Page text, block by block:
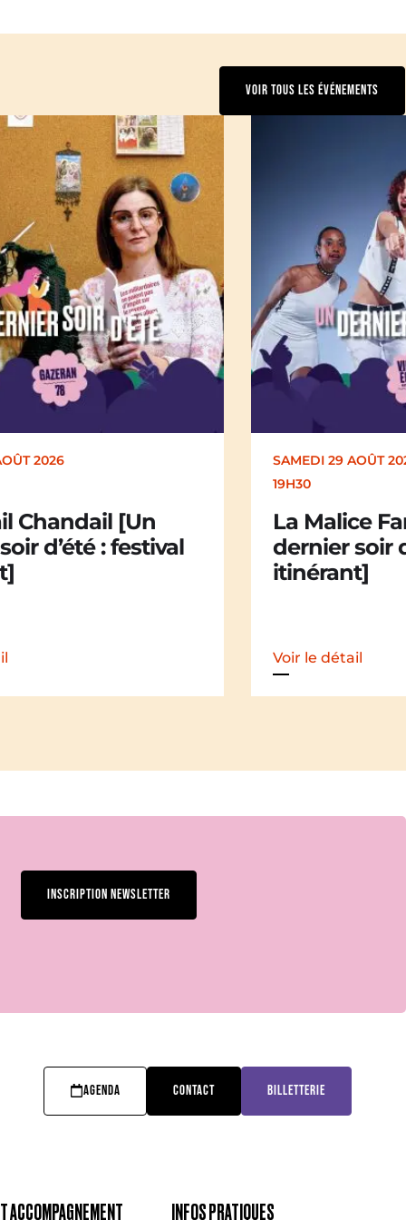
VOIR TOUS LES ÉVÉNEMENTS
2026
Chandail [Un
d’été : festival
SAMEDI 29 AOÛT
19H30
La Malice
dernier soir
itinérant]
Voir le détail
INSCRIPTION NEWSLETTER
AGENDA CONTACT BILLETTERIE
ACCOMPAGNEMENT INFOS PRATIQUES